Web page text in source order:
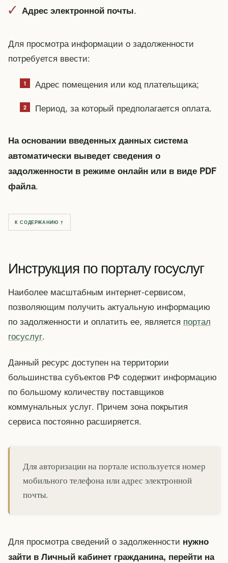
Адрес электронной почты.
Для просмотра информации о задолженности
потребуется ввести:
Адрес помещения или код плательщика;
Период, за который предполагается оплата.
На основании введенных данных система
автоматически выведет сведения о
задолженности в режиме онлайн или в виде PDF
файла.
К СОДЕРЖАНИЮ ↑
Инструкция по порталу госуслуг
Наиболее масштабным интернет-сервисом,
позволяющим получить актуальную информацию
по задолженности и оплатить ее, является портал
госуслуг.
Данный ресурс доступен на территории
большинства субъектов РФ содержит информацию
по большому количеству поставщиков
коммунальных услуг. Причем зона покрытия
сервиса постоянно расширяется.
Для авторизации на портале используется номер
мобильного телефона или адрес электронной
почты.
Для просмотра сведений о задолженности нужно
зайти в Личный кабинет гражданина, перейти на